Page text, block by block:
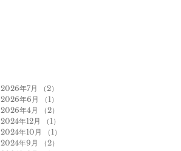
2026年7月 （2）
2026年6月
（1）
2026年4月
（2）
2024年12月
（1）
2024年10月
（1）
2024年9月
（2）